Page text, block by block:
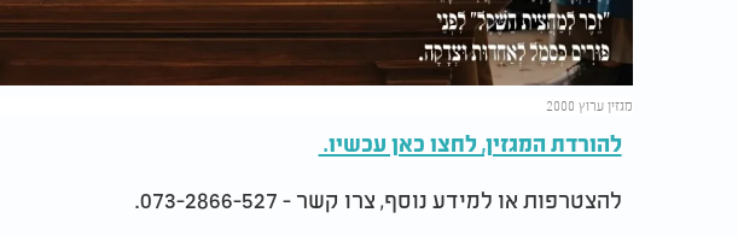
מגזין ערוץ 2000
להורדת המגזין, לחצו כאן עכשיו.
להצטרפות או למידע נוסף, צרו קשר - 073-2866-527.